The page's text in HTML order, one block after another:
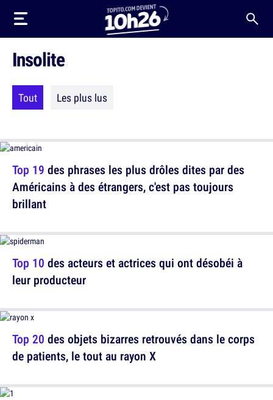
Insolite
Tout Les plus lus
Top 19 des phrases les plus drôles dites par des
Américains à des étrangers, c'est pas toujours
brillant
Top 20 des objets bizarres retrouvés dans le corps
de patients, le tout au rayon X
Top 10 des acteurs et actrices qui ont désobéi à
leur producteur